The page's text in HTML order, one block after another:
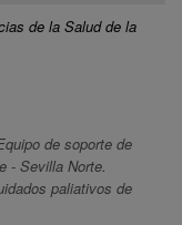
de la Salud de la
de soporte de
- Sevilla Norte.
paliativos de